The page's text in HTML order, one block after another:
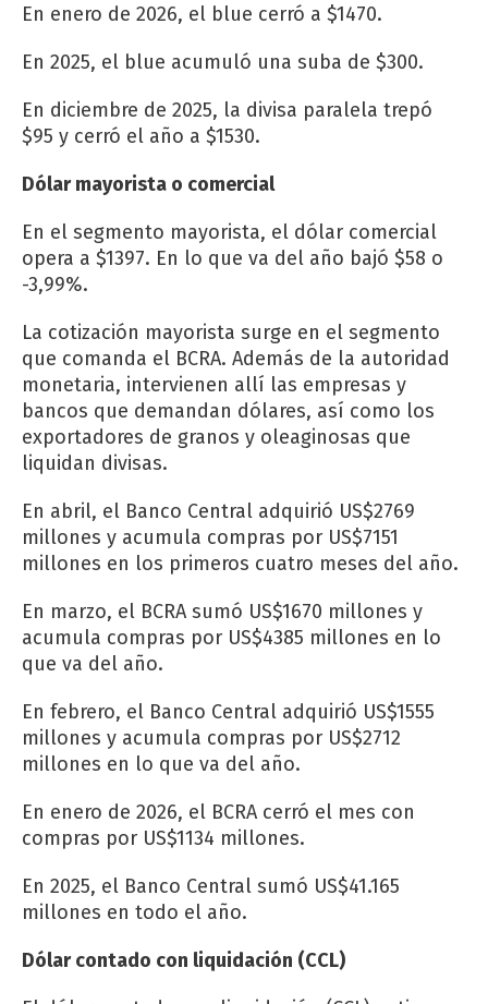
En enero de 2026, el blue cerró a $1470.
En 2025, el blue acumuló una suba de $300.
En diciembre de 2025, la divisa paralela trepó
$95 y cerró el año a $1530.
Dólar mayorista o comercial
En el segmento mayorista, el dólar comercial
opera a $1397. En lo que va del año bajó $58 o
-3,99%.
La cotización mayorista surge en el segmento
que comanda el BCRA. Además de la autoridad
monetaria, intervienen allí las empresas y
bancos que demandan dólares, así como los
exportadores de granos y oleaginosas que
liquidan divisas.
En abril, el Banco Central adquirió US$2769
millones y acumula compras por US$7151
millones en los primeros cuatro meses del año.
En marzo, el BCRA sumó US$1670 millones y
acumula compras por US$4385 millones en lo
que va del año.
En febrero, el Banco Central adquirió US$1555
millones y acumula compras por US$2712
millones en lo que va del año.
En enero de 2026, el BCRA cerró el mes con
compras por US$1134 millones.
En 2025, el Banco Central sumó US$41.165
millones en todo el año.
Dólar contado con liquidación (CCL)